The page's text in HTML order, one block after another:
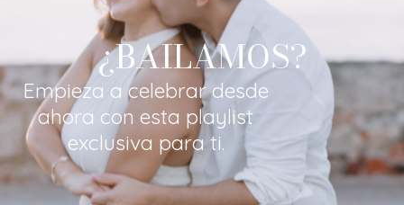
¿BAILAMOS?
Empieza a celebrar desde
ahora con esta playlist
exclusiva para ti.